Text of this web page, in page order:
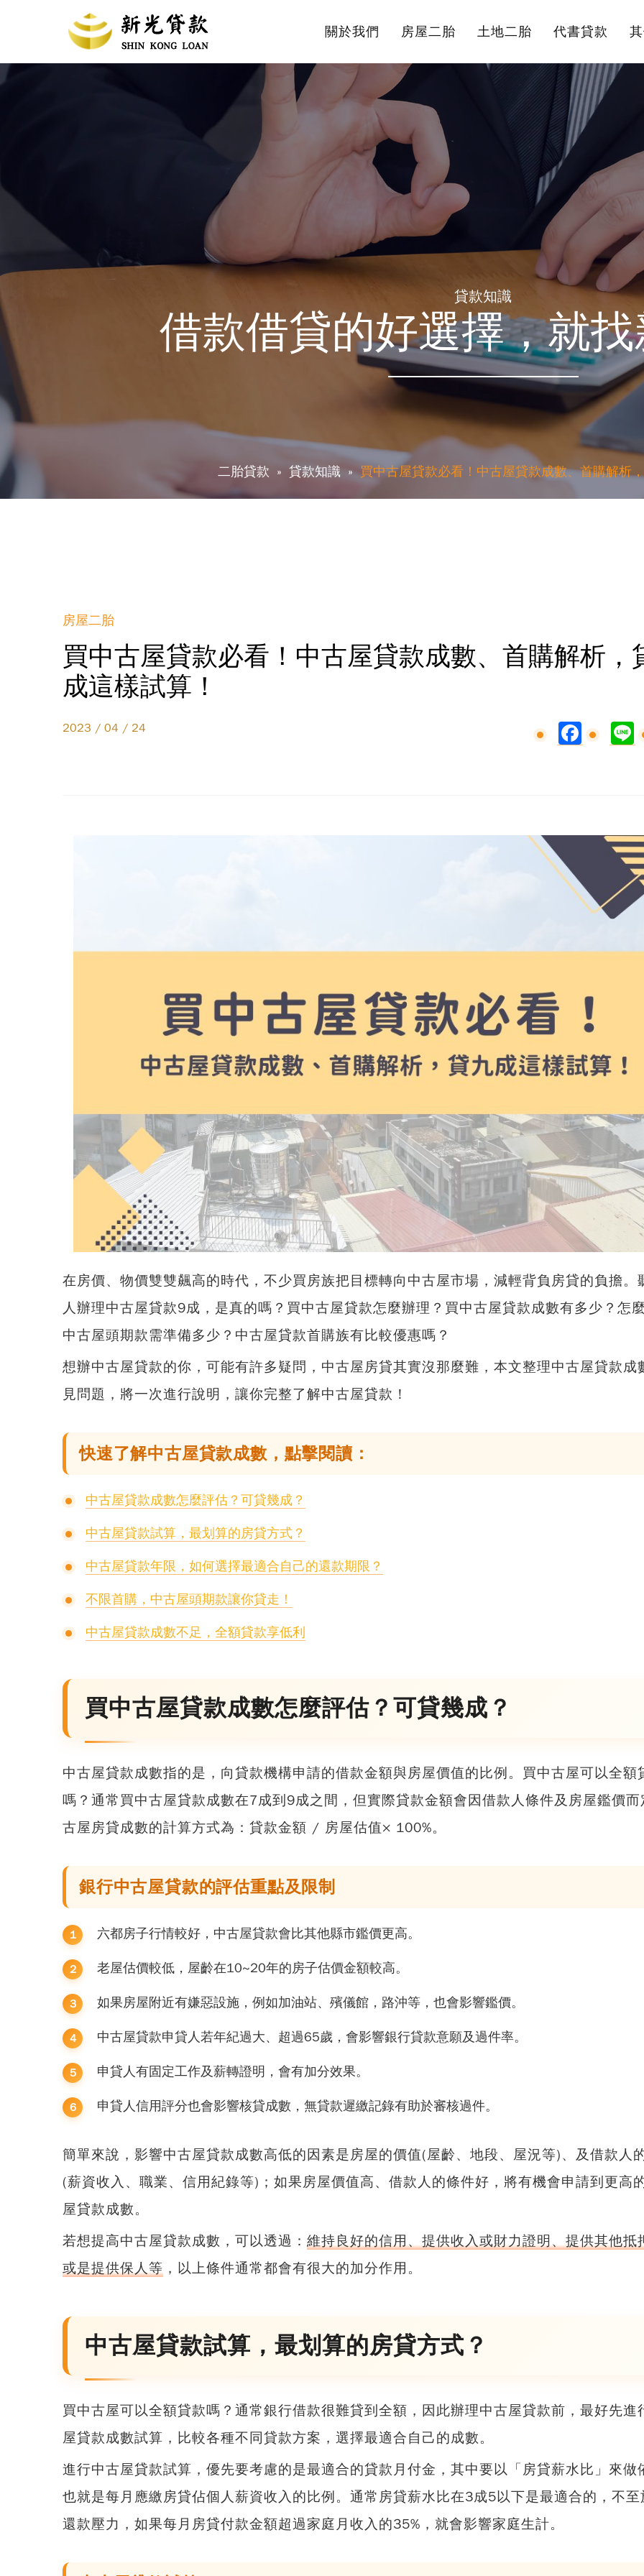
關於我們 房屋二胎 土地二胎 代書貸款
貸款知識
借款借貸的好選擇，就
二胎貸款 貸款知識 買中古屋貸款必看！中古屋貸款成數、首購解析
房屋二胎
買中古屋貸款必看！中古屋貸款成數、首購解析，
成這樣試算！
2023 / 04 / 24 Facebook
在房價、物價雙雙飆高的時代，不少買房族把目標轉向中古屋市場，減輕背負房貸的負擔。
人辦理中古屋貸款9成，是真的嗎？買中古屋貸款怎麼辦理？買中古屋貸款成數有多少？ 怎
中古屋頭期款需準備多少？中古屋貸款首購族有比較優惠嗎？
想辦中古屋貸款的你，可能有許多疑問， 中古屋房貸其實沒那麼難，本文整理中古屋貸款成
見問題， 將一次進行說明，讓你完整了解中古屋貸款！
快速了解中古屋貸款成數，點擊閱讀：
中古屋貸款成數怎麼評估？可貸幾成？
中古屋貸款試算，最划算的房貸方式？
中古屋貸款年限，如何選擇最適合自己的還款期限？
不限首購，中古屋頭期款讓你貸走！
中古屋貸款成數不足，全額貸款享低利
買中古屋貸款成數怎麼評估？可貸幾成？
中古屋貸款成數指的是，向貸款機構申請的借款金額與房屋價值的比例。 買中古屋可以全額
嗎？通常買中古屋貸款成數在7成到9成之間，但實際貸款金額會因借款人條件及房屋鑑價而
古屋房貸成數的計算方式為：貸款金額 / 房屋估值× 100%。
銀行中古屋貸款的評估重點及限制
六都房子行情較好，中古屋貸款會比其他縣市鑑價更高。
老屋估價較低，屋齡在10~20年的房子估價金額較高。
如果房屋附近有嫌惡設施，例如加油站、殯儀館，路沖等，也會影響鑑價。
中古屋貸款申貸人若年紀過大、超過65歲，會影響銀行貸款意願及過件率。
申貸人有固定工作及薪轉證明，會有加分效果。
申貸人信用評分也會影響核貸成數，無貸款遲繳記錄有助於審核過件。
簡單來說， 影響中古屋貸款成數高低的因素是房屋的價值(屋齡、地段、屋況等)、及借款人
(薪資收入、職業、信用紀錄等) ；如果房屋價值高、借款人的條件好，將有機會申請到更高
屋貸款成數。
若想提高中古屋貸款成數 ，可以透過： 維持良好的信用、提供收入或財力證明、提供其他抵
或是提供保人等 ，以上條件通常都會有很大的加分作用。
中古屋貸款試算，最划算的房貸方式？
買中古屋可以全額貸款嗎？通常銀行借款很難貸到全額，因此辦理中古屋貸款前，最好先進
屋貸款成數試算 ，比較各種不同貸款方案，選擇最適合自己的成數。
進行中古屋貸款試算，優先要考慮的是最適合的貸款月付金 ，其中要以「房貸薪水比」來做
也就是每月應繳房貸佔個人薪資收入的比例。通常房貸薪水比在3成5以下是最適合的，不至
還款壓力，如果每月房貸付款金額超過家庭月收入的35%，就會影響家庭生計。